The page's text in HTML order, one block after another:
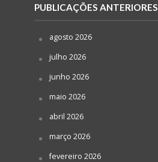
PUBLICAÇÕES ANTERIORES
agosto 2026
julho 2026
junho 2026
maio 2026
abril 2026
março 2026
fevereiro 2026